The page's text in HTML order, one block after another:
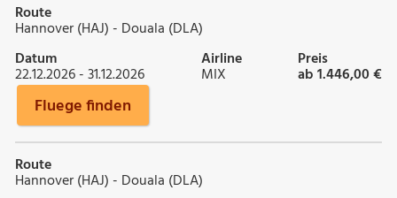
Route
Hannover (HAJ) - Douala (DLA)
Datum
22.12.2026 - 31.12.2026
Airline
MIX
Preis
ab 1.446,00 €
Fluege finden
Route
Hannover (HAJ) - Douala (DLA)